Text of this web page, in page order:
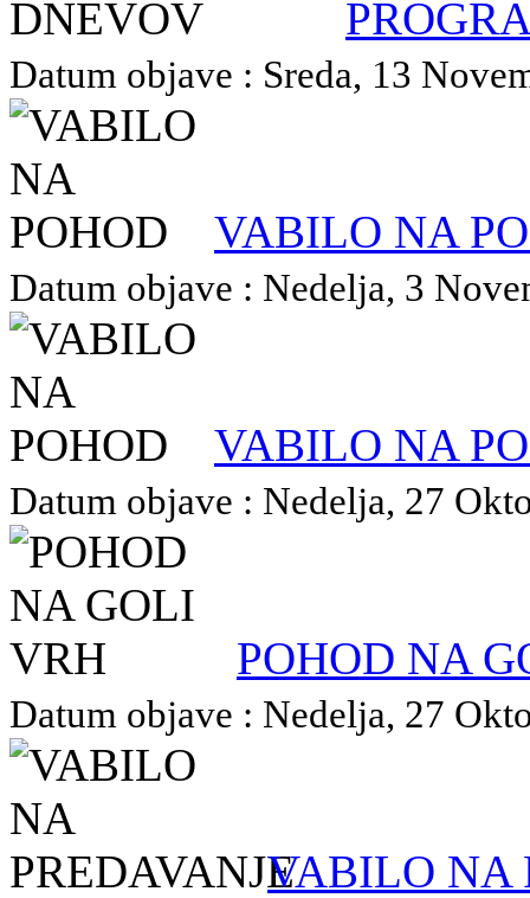
Datum objave : Sreda, 13
VABILO NA
Datum objave : Nedelja, 3
VABILO NA
Datum objave : Nedelja, 27
POHOD NA
Datum objave : Nedelja, 27
VABILO NA